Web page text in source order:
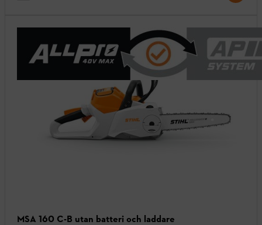
MSA 160 C-B utan batteri och laddare